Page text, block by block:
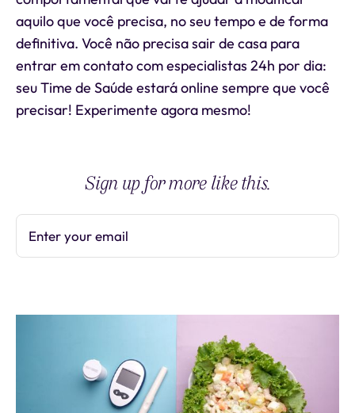
aquilo que você precisa, no seu tempo e de forma
definitiva. Você não precisa sair de casa para
entrar em contato com especialistas 24h por dia:
seu Time de Saúde estará online sempre que você
precisar! Experimente agora mesmo!
Sign up for more like this.
Enter your email